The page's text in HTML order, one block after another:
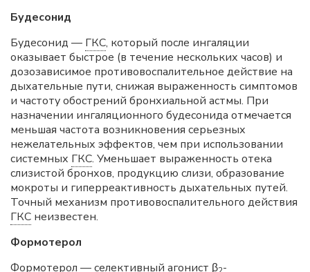
Будесонид
Будесонид — ГКС, который после ингаляции
оказывает быстрое (в течение нескольких часов) и
дозозависимое противовоспалительное действие на
дыхательные пути, снижая выраженность симптомов
и частоту обострений бронхиальной астмы. При
назначении ингаляционного будесонида отмечается
меньшая частота возникновения серьезных
нежелательных эффектов, чем при использовании
системных ГКС. Уменьшает выраженность отека
слизистой бронхов, продукцию слизи, образование
мокроты и гиперреактивность дыхательных путей.
Точный механизм противовоспалительного действия
ГКС неизвестен.
Формотерол
Формотерол — селективный агонист β -